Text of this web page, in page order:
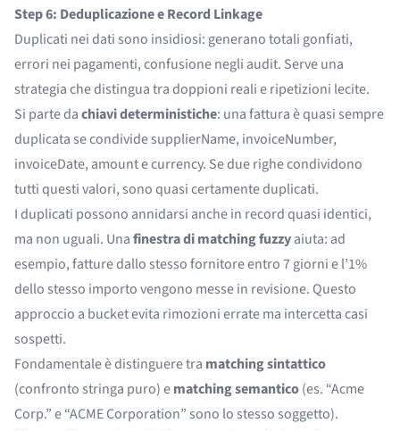
Step 6: Deduplicazione e Record Linkage
Duplicati nei dati sono insidiosi: generano totali gonfiati,
errori nei pagamenti, confusione negli audit. Serve una
strategia che distingua tra doppioni reali e ripetizioni lecite.
Si parte dachiavi deterministiche: una fattura è quasi sempre
duplicata se condivide supplierName, invoiceNumber,
invoiceDate, amount e currency. Se due righe condividono
tutti questi valori, sono quasi certamente duplicati.
I duplicati possono annidarsi anche in record quasi identici,
ma non uguali. Unafinestra di matching fuzzyaiuta: ad
esempio, fatture dallo stesso fornitore entro 7 giorni e l’1%
dello stesso importo vengono messe in revisione. Questo
approccio a bucket evita rimozioni errate ma intercetta casi
sospetti.
Fondamentale è distinguere tra matching sintattico
(confronto stringa puro) ematching semantico(es. “Acme
Corp.” e “ACME Corporation” sono lo stesso soggetto).